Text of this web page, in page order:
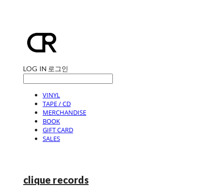
LOG IN 로그인
VINYL
TAPE / CD
MERCHANDISE
BOOK
GIFT CARD
SALES
clique records